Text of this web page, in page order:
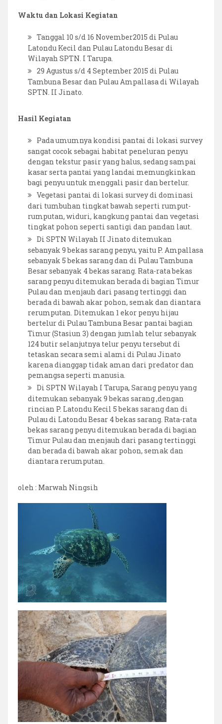
Waktu dan Lokasi Kegiatan
Tanggal 10 s/d 16 November2015 di Pulau
Latondu Kecil dan Pulau Latondu Besar di
Wilayah SPTN. I Tarupa.
29 Agustus s/d 4 September 2015 di Pulau
Tambuna Besar dan Pulau Ampallasa di Wilayah
SPTN. II Jinato.
Hasil Kegiatan
Pada umumnya kondisi pantai di lokasi survey
sangat cocok sebagai habitat peneluran penyu
dengan tekstur pasir yang halus, sedang sampai
kasar serta pantai yang landai memungkinkan
bagi penyu untuk menggali pasir dan bertelur.
Vegetasi pantai di lokasi survey di dominasi
dari tumbuhan tingkat bawah seperti rumput-
rumputan, widuri, kangkung pantai dan vegetasi
tingkat pohon seperti santigi dan pandan laut.
Di SPTN Wilayah II Jinato ditemukan
sebanyak 9 bekas sarang penyu, yaitu P. Ampallasa
sebanyak 5 bekas sarang dan di Pulau Tambuna
Besar sebanyak 4 bekas sarang. Rata-rata bekas
sarang penyu ditemukan berada di bagian Timur
Pulau dan menjauh dari pasang tertinggi dan
berada di bawah akar pohon, semak dan diantara
rerumputan. Ditemukan 1 ekor penyu hijau
bertelur di Pulau Tambuna Besar pantai bagian
Timur (Stasiun 3) dengan jumlah telur sebanyak
124 butir selanjutnya telur penyu tersebut di
tetaskan secara semi alami di Pulau Jinato
karena dianggap tidak aman dari predator dan
pemangsa seperti manusia.
Di SPTN Wilayah I Tarupa, Sarang penyu yang
ditemukan sebanyak 9 bekas sarang ,dengan
rincian P. Latondu Kecil 5 bekas sarang dan di
Pulau di Latondu Besar 4 bekas sarang. Rata-rata
bekas sarang penyu ditemukan berada di bagian
Timur Pulau dan menjauh dari pasang tertinggi
dan berada di bawah akar pohon, semak dan
diantara rerumputan.
oleh : Marwah Ningsih